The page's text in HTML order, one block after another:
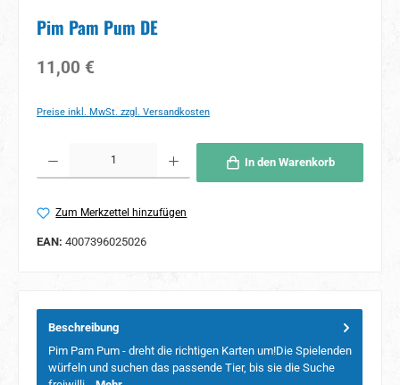
Pim Pam Pum DE
Regulärer Preis:
11,00 €
Preise inkl. MwSt. zzgl. Versandkosten
In den Warenkorb
Zum Merkzettel hinzufügen
EAN: 4007396025026
Beschreibung
Pim Pam Pum - dreht die richtigen Karten um!Die Spielenden
würfeln und suchen das passende Tier, bis sie die Suche